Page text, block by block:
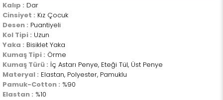
Kalıp : Dar
Cinsiyet : Kız Çocuk
Desen : Puantiyeli
Kol Tipi : Uzun
Yaka : Bisiklet Yaka
Kumaş Tipi : Örme
Kumaş Türü : İç Astarı Penye, Eteği Tül, Üst Penye
Materyal : Elastan, Polyester, Pamuklu
Pamuk-Cotton : %90
Elastan : %10